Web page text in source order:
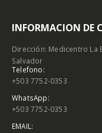
INFORMACION DE
Dirección: Medicentro La
Salvador
Telefono:
+503 7752-0353
WhatsApp:
+503 7752-0353
EMAIL: